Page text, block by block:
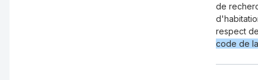
de
respect
code de